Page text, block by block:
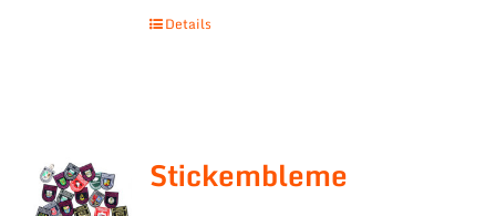
Details
Stickembleme